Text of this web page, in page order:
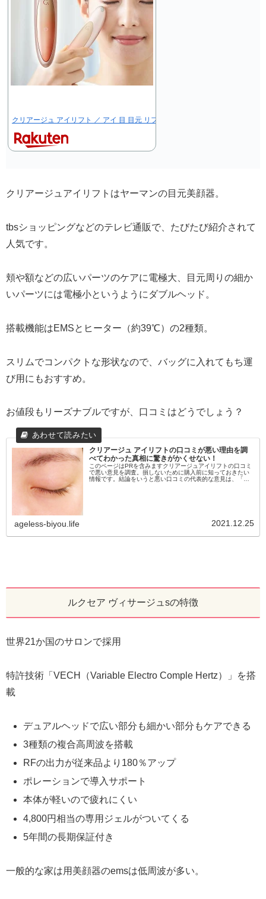
クリアージュ アイリフト ／ アイ 目 目元 リフト スパ ヤーマン CREAG…
クリアージュアイリフトはヤーマンの目元美顔器。
tbsショッピングなどのテレビ通販で、たびたび紹介されて
人気です。
頬や額などの広いパーツのケアに電極大、目元周りの細か
いパーツには電極小というようにダブルヘッド。
搭載機能はEMSとヒーター（約39℃）の2種類。
スリムでコンパクトな形状なので、バッグに入れてもち運
び用にもおすすめ。
お値段もリーズナブルですが、口コミはどうでしょう？
クリアージュ アイリフトの口コミが悪い理由を調
べてわかった真相に驚きがかくせない！
このページはPRを含みますクリアージュアイリフトの口コミ
で悪い意見を調査。損しないために購入前に知っておきたい
情報です。結論をいうと悪い口コミの代表的な意見は、「効
ageless-biyou.life 2021.12.25
ルクセア ヴィサージュsの特徴
世界21か国のサロンで採用
特許技術「VECH（Variable Electro Comple Hertz）」を搭
載
デュアルヘッドで広い部分も細かい部分もケアできる
3種類の複合高周波を搭載
RFの出力が従来品より180％アップ
ポレーションで導入サポート
本体が軽いので疲れにくい
4,800円相当の専用ジェルがついてくる
5年間の長期保証付き
一般的な家は用美顔器のemsは低周波が多い。